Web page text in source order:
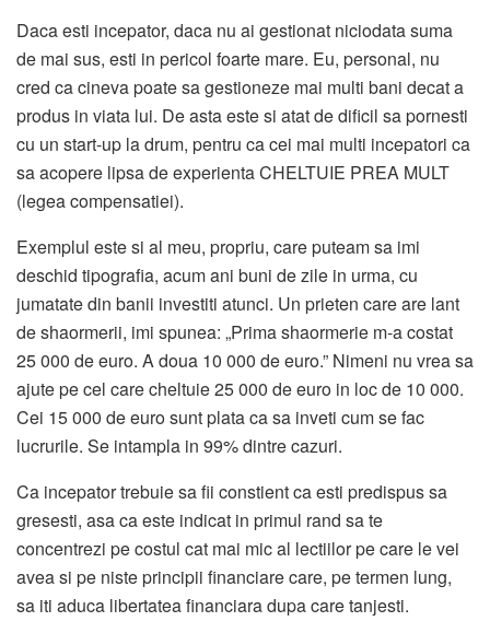
Daca esti incepator, daca nu ai gestionat niciodata suma
de mai sus, esti in pericol foarte mare. Eu, personal, nu
cred ca cineva poate sa gestioneze mai multi bani decat a
produs in viata lui. De asta este si atat de dificil sa pornesti
cu un start-up la drum, pentru ca cei mai multi incepatori ca
sa acopere lipsa de experienta CHELTUIE PREA MULT
(legea compensatiei).
Exemplul este si al meu, propriu, care puteam sa imi
deschid tipografia, acum ani buni de zile in urma, cu
jumatate din banii investiti atunci. Un prieten care are lant
de shaormerii, imi spunea: „Prima shaormerie m-a costat
25 000 de euro. A doua 10 000 de euro.” Nimeni nu vrea sa
ajute pe cel care cheltuie 25 000 de euro in loc de 10 000.
Cei 15 000 de euro sunt plata ca sa inveti cum se fac
lucrurile. Se intampla in 99% dintre cazuri.
Ca incepator trebuie sa fii constient ca esti predispus sa
gresesti, asa ca este indicat in primul rand sa te
concentrezi pe costul cat mai mic al lectiilor pe care le vei
avea si pe niste principii financiare care, pe termen lung,
sa iti aduca libertatea financiara dupa care tanjesti.